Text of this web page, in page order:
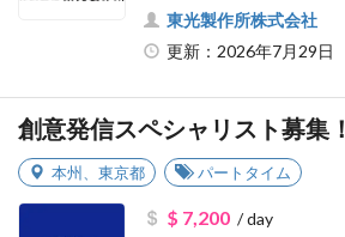
東光製作所株式会社
更新：2026年7月29日
創意発信スペシャリスト募集！
本州 東京都 パートタイム
$ 7,200/ day